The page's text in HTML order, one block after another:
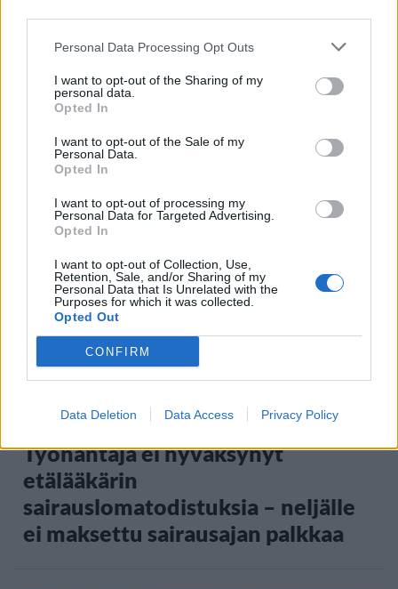
Personal Data Processing Opt Outs
I want to opt-out of the Sharing of my
personal data.
Opted In
I want to opt-out of the Sale of my
Personal Data.
Opted In
I want to opt-out of processing my
Personal Data for Targeted Advertising.
Opted In
I want to opt-out of Collection, Use,
Retention, Sale, and/or Sharing of my
Personal Data that Is Unrelated with the
Purposes for which it was collected.
Opted Out
CONFIRM
Data Deletion Data Access Privacy Policy
Leskeneläke ei kuulu kaikille –
Kela muistuttaa tärkeästä
ikärajasta
2
Työnantaja ei hyväksynyt
etälääkärin
sairauslomatodistuksia – neljälle
ei maksettu sairausajan palkkaa